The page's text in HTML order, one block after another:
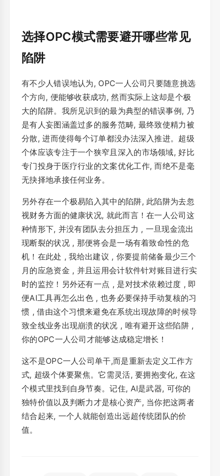
选择OPC模式需要避开哪些常见
陷阱
有不少人错误地认为, OPC一人公司只要随意挑选
个方向, 便能够收获成功, 然而实际上这却是个极
大的陷阱。我所见识到的最为典型的错误事例, 乃
是有人妄图涵盖过多的服务范畴, 最终致使精力被
分散, 进而使得每个订单都没办法深入推进。超级
个体应该专注于一个狭窄且深入的市场领域, 好比
专门投身于医疗行业的文案优化工作, 而绝不是毫
无抉择地承接任何业务。
另外存在一个极易陷入其中的陷阱, 此陷阱为去忽
视财务方面的健康状况, 就此而言！在一人公司这
种情形下, 并没有团队去分担压力 , 一旦现金流出
现断裂的状况 , 那便将会是一场有着致命性的危
机！在此处 , 我给出建议 , 你要提前储备最少三个
月的应急资金 , 并且运用会计软件针对账目进行实
时的监控！另外还有一点 , 是对技术依赖过度 , 即
便AI工具再怎么出色 , 也务必要保持手动复核的习
惯 , 借由这个习惯来避免在系统出现故障的时候导
致全线业务出现崩溃的状况 , 唯有避开这些陷阱 ,
你的OPC一人公司才能够达成稳定增长！
这不是OPC一人公司单干,而是重新去定义工作方
式, 超级个体要聚焦。它需灵活, 要拥抱变化, 在这
个模式里找到自身节奏。记住, AI是武器, 可你的
独特价值以及判断力才是核心资产, 当你把这两者
结合起来, 一个人就能创造出远超传统团队的价
值。